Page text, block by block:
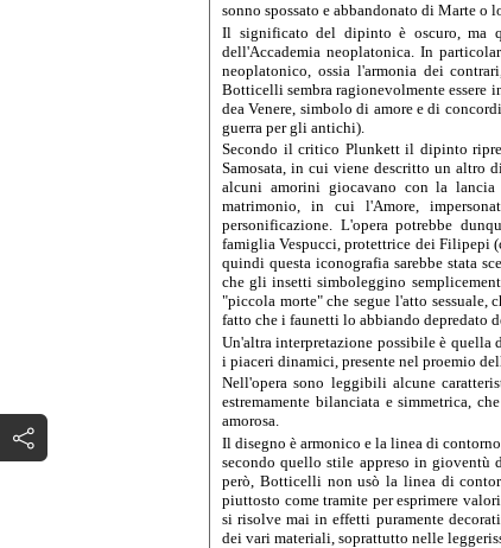
sonno spossato e abbandonato di Marte o
Il significato del dipinto è oscuro, ma
dell'Accademia neoplatonica . In
neoplatonico, ossia l'armonia dei
Botticelli sembra ragionevolmente essere
dea Venere, simbolo di amore e di
guerra per gli antichi).
Secondo il critico Plunkett il dipinto
Samosata, in cui viene descritto un altro
alcuni amorini giocavano con la lancia
matrimonio, in cui l'Amore,
personificazione. L'opera potrebbe
famigliaVespucci, protettrice dei Filipepi
quindi questa iconografia sarebbe stata
che gli insetti simboleggino
"piccola morte" che segue l'atto sessuale,
fatto che i faunetti lo abbiando depredato
Un'altra interpretazione possibile è quella
i piaceri dinamici, presente nel proemio
Nell'opera sono leggibili alcune
estremamente bilanciata e simmetrica,
amorosa.
Ildisegno è armonico e la linea di
secondo quello stile appreso in gioventù
però, Botticelli non usò la linea di
piuttosto come tramite per esprimere
si risolve mai in effetti puramente
dei vari materiali, soprattutto nelle